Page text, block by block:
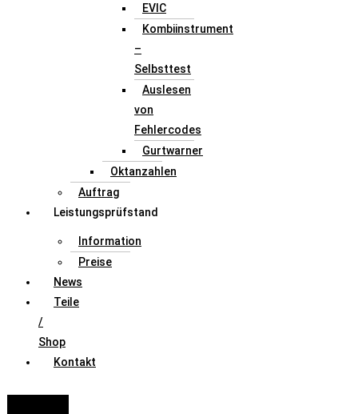
EVIC
Kombiinstrument
–
Selbsttest
Auslesen
von
Fehlercodes
Gurtwarner
Oktanzahlen
Auftrag
Leistungsprüfstand
Information
Preise
News
Teile
/
Shop
Kontakt